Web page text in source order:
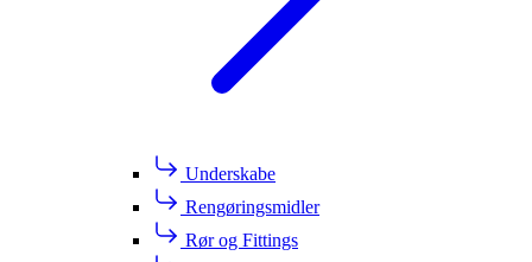
Underskabe
Rengøringsmidler
Rør og Fittings